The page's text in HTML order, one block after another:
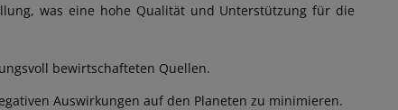
was eine hohe Qualität und Unterstützung für die
bewirtschafteten Quellen.
Auswirkungen auf den Planeten zu minimieren.